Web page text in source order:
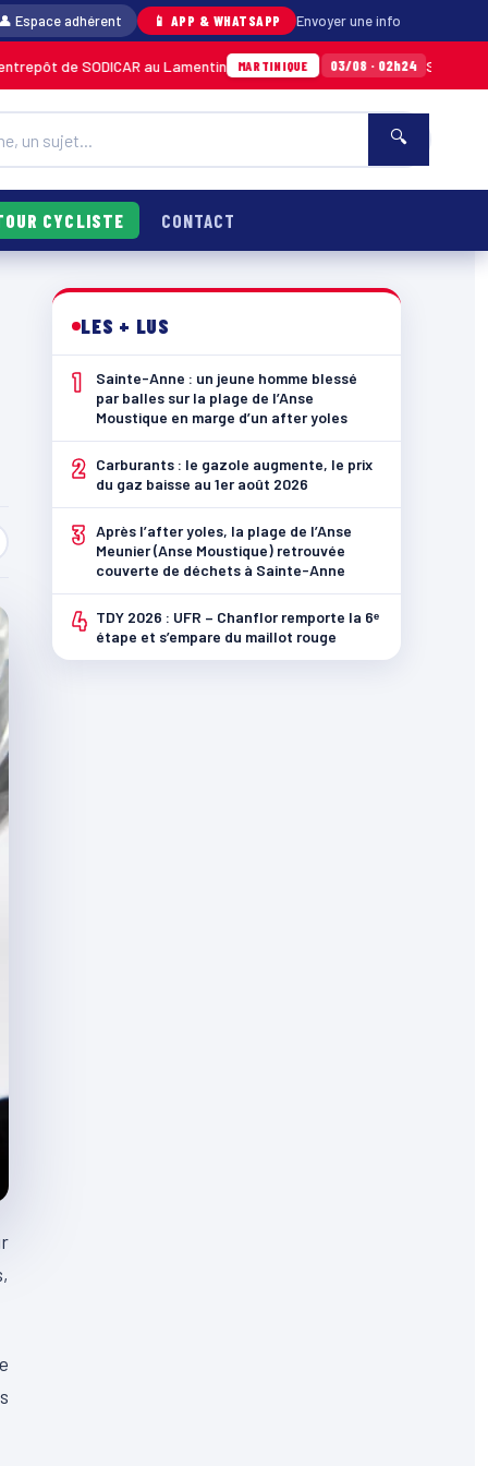
👤 Espace adhérent 📱 APP & WHATSAPP Envoyer une info
au Lamentin MARTINIQUE 03/08 · 02h24 Sainte-Anne : un
🔍
CYCLISTE CONTACT
LES + LUS
1
Sainte-Anne : un jeune homme blessé
par balles sur la plage de l’Anse
Moustique en marge d’un after yoles
2
Carburants : le gazole augmente, le prix
du gaz baisse au 1er août 2026
3 Après l’after yoles, la plage de l’Anse
Meunier (Anse Moustique) retrouvée
couverte de déchets à Sainte-Anne
4 TDY 2026 : UFR – Chanflor remporte la 6ᵉ
étape et s’empare du maillot rouge